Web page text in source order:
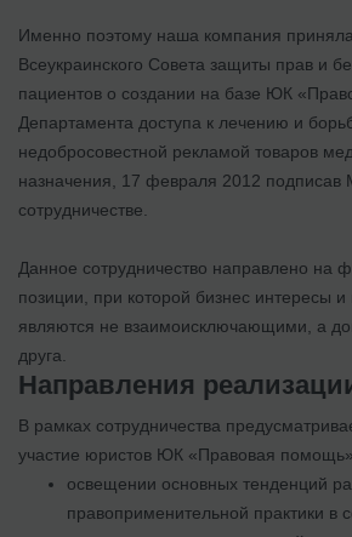
Именно поэтому наша компания
Всеукраинского Совета защиты прав и
пациентов о создании на базе ЮК
Департамента доступа к лечению и
недобросовестной рекламой товаров
назначения, 17 февраля 2012
сотрудничестве.
Данное сотрудничество направлено на
позиции, при которой бизнес интересы
являются не взаимоисключающими, а
друга.
Направления
В рамках сотрудничества
участие юристов ЮК «Правовая
освещении основных тенденций
правоприменительной практики в